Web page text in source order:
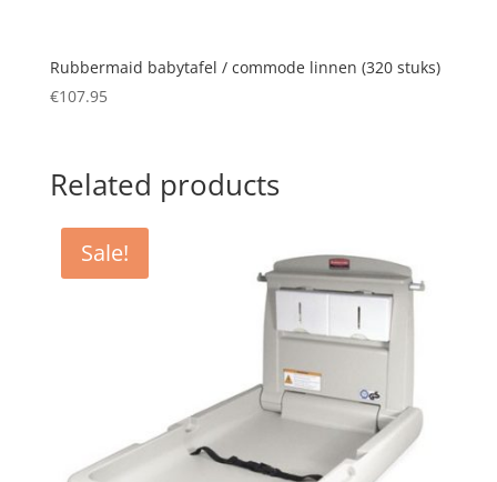
Rubbermaid babytafel / commode linnen (320 stuks)
€107.95
Related products
Sale!